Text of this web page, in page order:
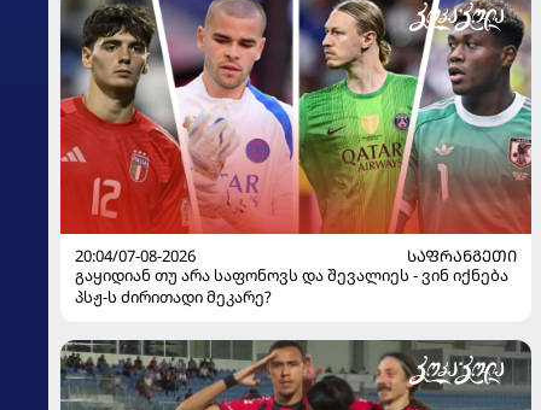
20:04/07-08-2026
ᲡᲐᲤᲠᲐᲜᲒᲔᲗᲘ
გაყიდიან თუ არა საფონოვს და შევალიეს - ვინ იქნება
პსჟ-ს ძირითადი მეკარე?